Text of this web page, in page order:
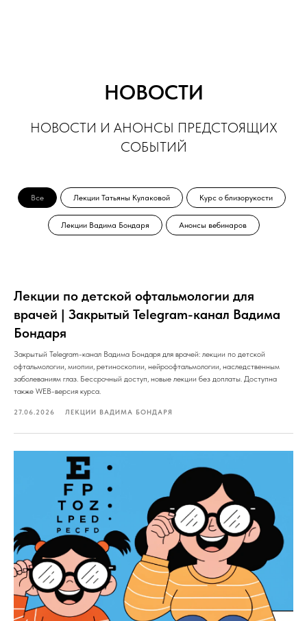
НОВОСТИ
НОВОСТИ И АНОНСЫ ПРЕДСТОЯЩИХ
СОБЫТИЙ
Все Лекции Татьяны Кулаковой Курс о близорукости
Лекции Вадима Бондаря Анонсы вебинаров
Лекции по детской офтальмологии для
врачей | Закрытый Telegram-канал Вадима
Бондаря
Закрытый Telegram-канал Вадима Бондаря для врачей: лекции по детской
офтальмологии, миопии, ретиноскопии, нейроофтальмологии, наследственным
заболеваниям глаз. Бессрочный доступ, новые лекции без доплаты. Доступна
также WEB-версия курса.
27.06.2026 ЛЕКЦИИ ВАДИМА БОНДАРЯ